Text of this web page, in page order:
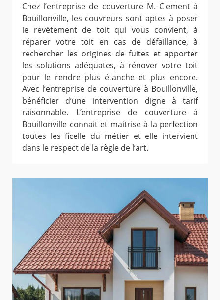
Chez l’entreprise de couverture M. Clement à
Bouillonville, les couvreurs sont aptes à poser
le revêtement de toit qui vous convient, à
réparer votre toit en cas de défaillance, à
rechercher les origines de fuites et apporter
les solutions adéquates, à rénover votre toit
pour le rendre plus étanche et plus encore.
Avec l’entreprise de couverture à Bouillonville,
bénéficier d’une intervention digne à tarif
raisonnable. L’entreprise de couverture à
Bouillonville connait et maitrise à la perfection
toutes les ficelle du métier et elle intervient
dans le respect de la règle de l’art.